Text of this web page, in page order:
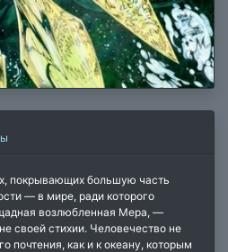
покрывающих большую часть
— в мире, ради которого
возлюбленная Мера, —
своей стихии. Человечество не
почтения, как и к океану, которым